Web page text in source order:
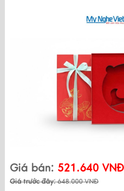
Giá bán: 521.640 VNĐ
Giá trước đây:648.000 VNĐ